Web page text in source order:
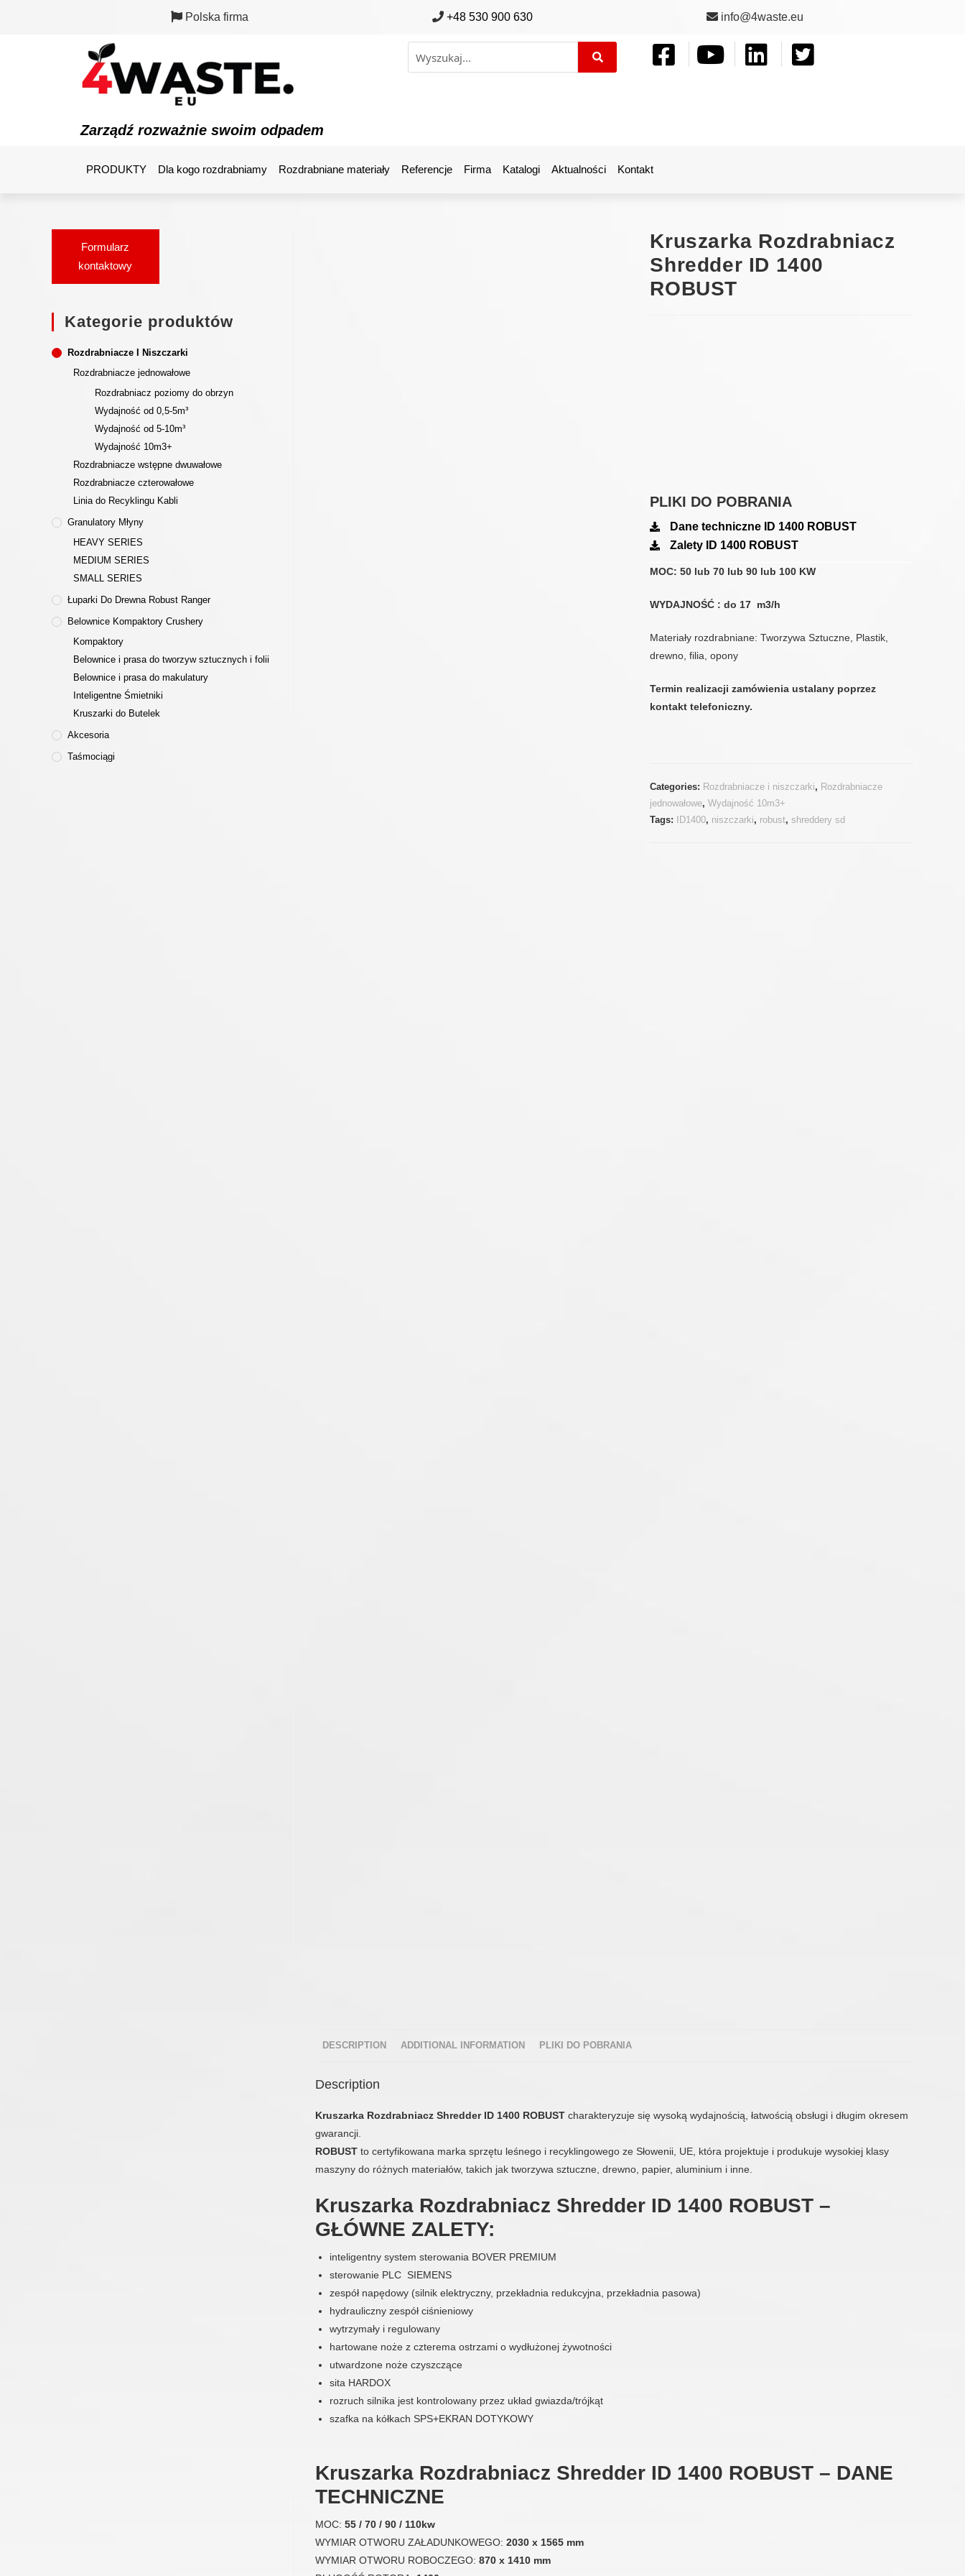
Polska firma +48 530 900 630 info@4waste.eu
Zarządź rozważnie swoim odpadem
PRODUKTY Dla kogo rozdrabniamy Rozdrabniane materiały Referencje Firma Katalogi Aktualności Kontakt
Kruszarka Rozdrabniacz
Shredder ID 1400
ROBUST
PLIKI DO POBRANIA
Dane techniczne ID 1400 ROBUST
Zalety ID 1400 ROBUST
MOC: 50 lub 70 lub 90 lub 100 KW
WYDAJNOŚĆ : do 17 m3/h
Materiały rozdrabniane: Tworzywa Sztuczne, Plastik,
drewno, filia, opony
Termin realizacji zamówienia ustalany poprzez
kontakt telefoniczny.
Categories: Rozdrabniacze i niszczarki, Rozdrabniacze
jednowałowe,Wydajność 10m3+
Tags:
ID1400, niszczarki, robust,shreddery sd
DESCRIPTION ADDITIONAL INFORMATION PLIKI DO POBRANIA
Description
Kruszarka Rozdrabniacz Shredder ID 1400 ROBUST charakteryzuje się wysoką wydajnością, łatwością obsługi i długim okresem
gwarancji.
ROBUST to certyfikowana marka sprzętu leśnego i recyklingowego ze Słowenii, UE, która projektuje i produkuje wysokiej klasy
maszyny do różnych materiałów, takich jak tworzywa sztuczne, drewno, papier, aluminium i inne.
Kruszarka Rozdrabniacz Shredder ID 1400 ROBUST –
GŁÓWNE ZALETY:
inteligentny system sterowania BOVER PREMIUM
sterowanie PLC SIEMENS
zespół napędowy (silnik elektryczny, przekładnia redukcyjna, przekładnia pasowa)
hydrauliczny zespół ciśnieniowy
wytrzymały i regulowany
hartowane noże z czterema ostrzami o wydłużonej żywotności
utwardzone noże czyszczące
sita HARDOX
rozruch silnika jest kontrolowany przez układ gwiazda/trójkąt
szafka na kółkach SPS+EKRAN DOTYKOWY
Kruszarka Rozdrabniacz Shredder ID 1400 ROBUST – DANE
TECHNICZNE
MOC: 55 / 70 / 90 / 110kw
WYMIAR OTWORU ZAŁADUNKOWEGO: 2030 x 1565 mm
WYMIAR OTWORU ROBOCZEGO: 870 x 1410 mm
Formularz
kontaktowy
Kategorie produktów
Rozdrabniacze I Niszczarki
Rozdrabniacze jednowałowe
Rozdrabniacz poziomy do obrzyn
Wydajność od 0,5-5m³
Wydajność od 5-10m³
Wydajność 10m3+
Rozdrabniacze wstępne dwuwałowe
Rozdrabniacze czterowałowe
Linia do Recyklingu Kabli
Granulatory Młyny
HEAVY SERIES
MEDIUM SERIES
SMALL SERIES
Łuparki Do Drewna Robust Ranger
Belownice Kompaktory Crushery
Kompaktory
Belownice i prasa do tworzyw sztucznych i folii
Belownice i prasa do makulatury
Inteligentne Śmietniki
Kruszarki do Butelek
Akcesoria
Taśmociągi